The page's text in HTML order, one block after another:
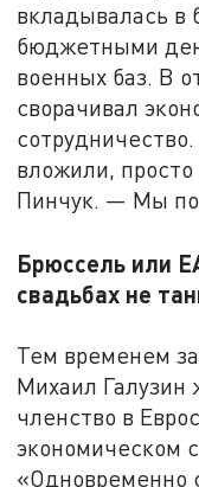
вкладывалась в
бюджетными
военных баз. В
сворачивал
вложили,
Пинчук. — Мы
Брюссель или
свадьбах не
Тем временем
Михаил Галузин
членство в
экономическом
«Одновременно